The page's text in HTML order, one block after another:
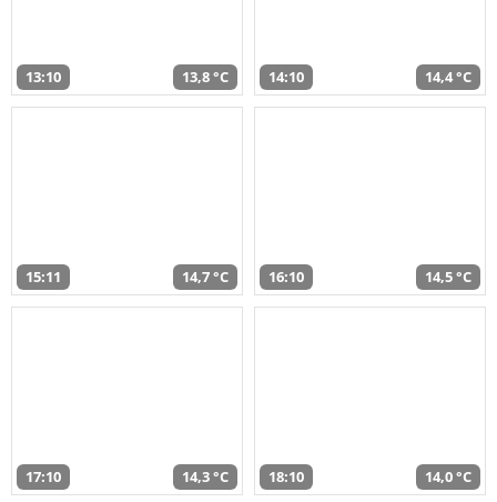
13:10 13,8 °C 14:10 14,4 °C
15:11 14,7 °C 16:10 14,5 °C
17:10 14,3 °C 18:10 14,0 °C